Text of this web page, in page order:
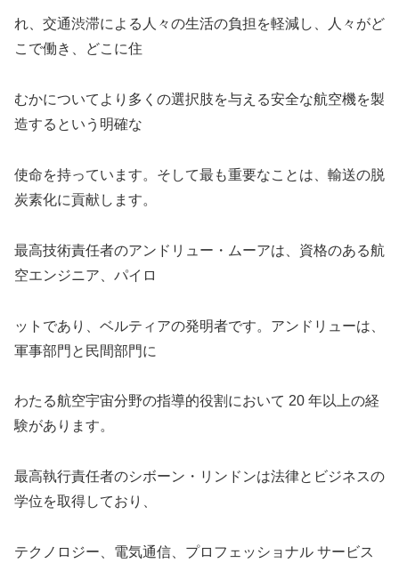
れ、交通渋滞による人々の生活の負担を軽減し、人々がど
こで働き、どこに住
むかについてより多くの選択肢を与える安全な航空機を製
造するという明確な
使命を持っています。そして最も重要なことは、輸送の脱
炭素化に貢献します。
最高技術責任者のアンドリュー・ムーアは、資格のある航
空エンジニア、パイロ
ットであり、ベルティアの発明者です。アンドリューは、
軍事部門と民間部門に
わたる航空宇宙分野の指導的役割において 20 年以上の経
験があります。
最高執行責任者のシボーン・リンドンは法律とビジネスの
学位を取得しており、
テクノロジー、電気通信、プロフェッショナル サービス